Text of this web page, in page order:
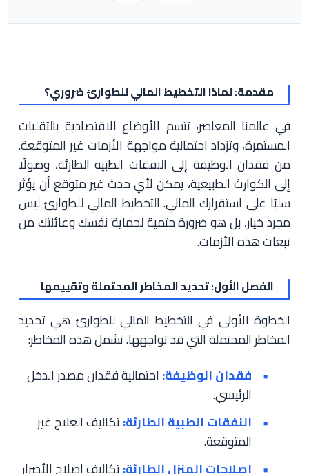
مقدمة: لماذا التخطيط المالي للطوارئ ضروري؟
في عالمنا المعاصر، تتسم الأوضاع الاقتصادية بالتقلبات
المستمرة، وتزداد احتمالية مواجهة الأزمات غير المتوقعة.
من فقدان الوظيفة إلى النفقات الطبية الطارئة، وصولًا
إلى الكوارث الطبيعية، يمكن لأي حدث غير متوقع أن يؤثر
سلبًا على استقرارك المالي. التخطيط المالي للطوارئ ليس
مجرد خيار، بل هو ضرورة حتمية لحماية نفسك وعائلتك من
تبعات هذه الأزمات.
الفصل الأول: تحديد المخاطر المحتملة وتقييمها
الخطوة الأولى في التخطيط المالي للطوارئ هي تحديد
المخاطر المحتملة التي قد تواجهها. تشمل هذه المخاطر:
فقدان الوظيفة: احتمالية فقدان مصدر الدخل
الرئيسي.
النفقات الطبية الطارئة:تكاليف العلاج غير
المتوقعة.
إصلاحات المنزل الطارئة:تكاليف إصلاح الأضرار